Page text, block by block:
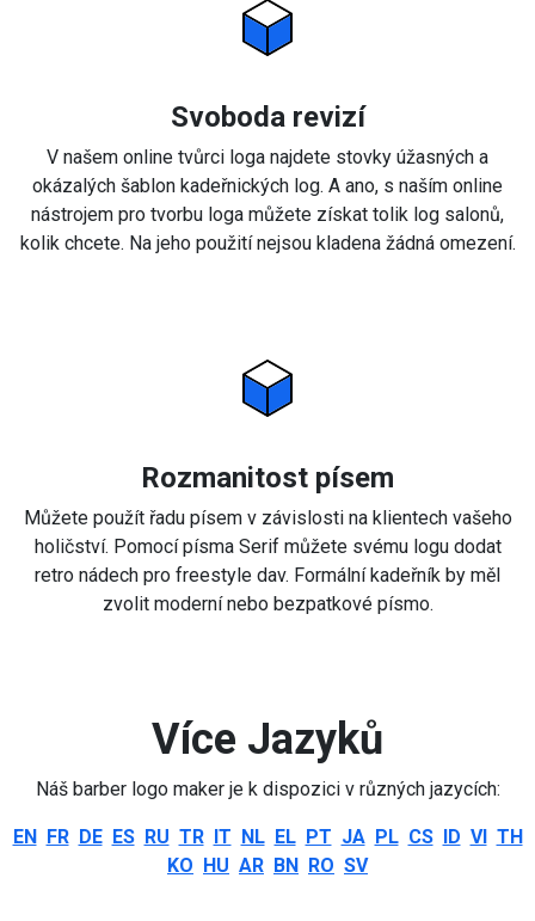
Svoboda revizí
V našem online tvůrci loga najdete stovky úžasných a
okázalých šablon kadeřnických log. A ano, s naším online
nástrojem pro tvorbu loga můžete získat tolik log salonů,
kolik chcete. Na jeho použití nejsou kladena žádná omezení.
Rozmanitost písem
Můžete použít řadu písem v závislosti na klientech vašeho
holičství. Pomocí písma Serif můžete svému logu dodat
retro nádech pro freestyle dav. Formální kadeřník by měl
zvolit moderní nebo bezpatkové písmo.
Více Jazyků
Náš barber logo maker je k dispozici v různých jazycích:
EN FR DE ES RU TR IT NL EL PT JA PL CS ID VI TH
KO HU AR BN RO SV